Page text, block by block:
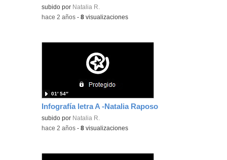
subido por Natalia R.
-hace 2 años -8 visualizaciones
Infografía letra A -Natalia Raposo
subido por Natalia R.
01′ 54″
-hace 2 años -8 visualizaciones